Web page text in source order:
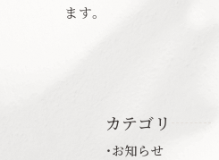
ます。
カテゴリ
お知らせ